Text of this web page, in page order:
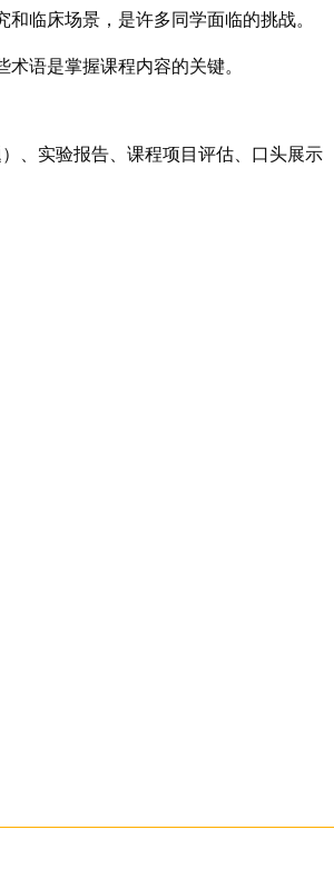
临床场景，是许多同学面临的挑战。
语是掌握课程内容的关键。
、实验报告、课程项目评估、口头展示